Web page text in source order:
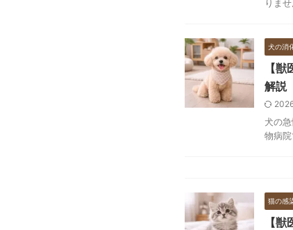
りま
犬の消
【
解説
犬の
物病
猫の感
【